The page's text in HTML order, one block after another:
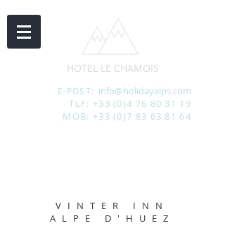
E-POST: info@holidayalps.com
TLF: +33 (0)4 76 80 31 19
MOB: +33 (0)7 83 63 81 64
HOTEL LE CHAMOIS
VINTER INN
ALPE D'HUEZ